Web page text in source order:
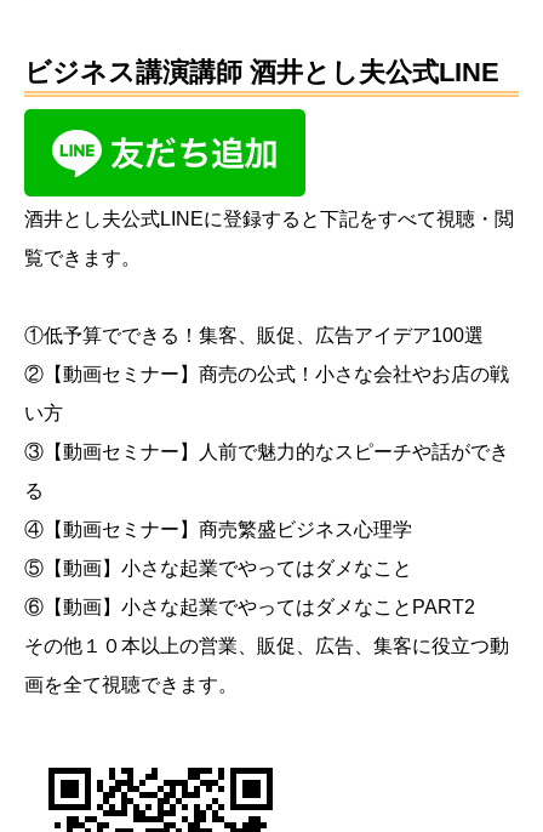
ビジネス講演講師 酒井とし夫公式LINE
酒井とし夫公式LINEに登録すると下記をすべて視聴・閲
覧できます。
①低予算でできる！集客、販促、広告アイデア100選
②【動画セミナー】商売の公式！小さな会社やお店の戦
い方
③【動画セミナー】人前で魅力的なスピーチや話ができ
る
④【動画セミナー】商売繁盛ビジネス心理学
⑤【動画】小さな起業でやってはダメなこと
⑥【動画】小さな起業でやってはダメなことPART2
その他１０本以上の営業、販促、広告、集客に役立つ動
画を全て視聴できます。